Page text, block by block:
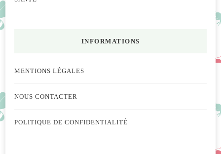
INFORMATIONS
MENTIONS LÉGALES
NOUS CONTACTER
POLITIQUE DE CONFIDENTIALITÉ